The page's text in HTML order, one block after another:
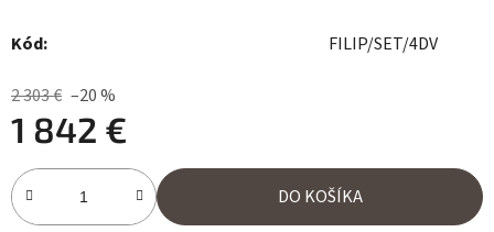
Kód: FILIP/SET/4DV
2 303 € –20 %
1 842 €
Jednotková cena:
DO KOŠÍKA